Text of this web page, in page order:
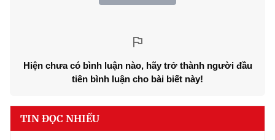
Hiện chưa có bình luận nào, hãy trở thành người đầu
tiên bình luận cho bài biết này!
TIN ĐỌC NHIỀU